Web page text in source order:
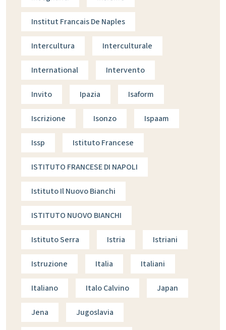
Institut Francais De Naples
Intercultura Interculturale
International Intervento
Invito Ipazia Isaform
Iscrizione Isonzo Ispaam
Issp Istituto Francese
ISTITUTO FRANCESE DI NAPOLI
Istituto Il Nuovo Bianchi
ISTITUTO NUOVO BIANCHI
Istituto Serra Istria Istriani
Istruzione Italia Italiani
Italiano Italo Calvino Japan
Jena Jugoslavia